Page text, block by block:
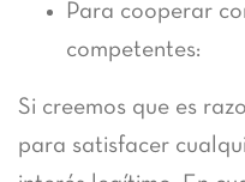
Para cooperar
competentes:
​Si creemos que es
para satisfacer